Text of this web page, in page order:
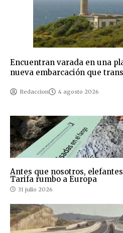
Encuentran varada en una
nueva embarcación que
Redaccion 4 agosto 2026
Antes que nosotros,
Tarifa rumbo a Europa
31 julio 2026